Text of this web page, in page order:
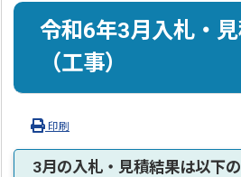
令和6年3月入札・
（工事）
印刷
3月の入札・見積結果は以下の